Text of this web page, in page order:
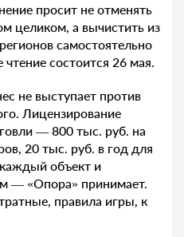
просит не отменять
целиком, а вычистить из
самостоятельно
состоится 26 мая.
не выступает против
Лицензирование
— 800 тыс. руб. на
20 тыс. руб. в год для
объект и
— «Опора» принимает.
правила игры, к